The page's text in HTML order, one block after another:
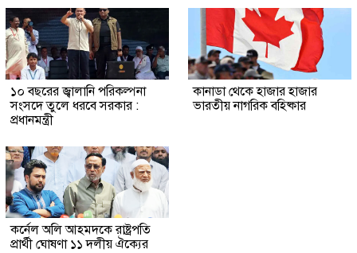
১০ বছরের জ্বালানি পরিকল্পনা
সংসদে তুলে ধরবে সরকার :
প্রধানমন্ত্রী
কানাডা থেকে হাজার হাজার
ভারতীয় নাগরিক বহিষ্কার
কর্নেল অলি আহমদকে রাষ্ট্রপতি
প্রার্থী ঘোষণা ১১ দলীয় ঐক্যের